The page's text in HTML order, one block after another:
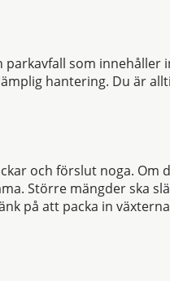
som innehåller
hantering. Du är
och förslut noga. Om
Större mängder ska
på att packa in